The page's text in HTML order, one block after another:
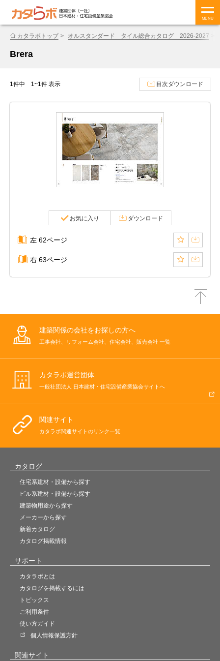
MENU
カタラボトップ オルスタンダード タイル総合カタログ 2026-2027
Brera
1件中 1~1件 表示 目次ダウンロード
お気に入り ダウンロード
左 62ページ
右 63ページ
建築関係の会社をお探しの方へ
工事会社、リフォーム会社、住宅会社、販売会社 一覧
カタラボ運営団体
一般社団法人 日本建材・住宅設備産業協会サイトへ
関連サイト
カタラボ関連サイトのリンク一覧
カタログ
住宅系建材・設備から探す
ビル系建材・設備から探す
建築物用途から探す
メーカーから探す
新着カタログ
カタログ掲載情報
サポート
カタラボとは
カタログを掲載するには
トピックス
ご利用条件
使い方ガイド
個人情報保護方針
関連サイト